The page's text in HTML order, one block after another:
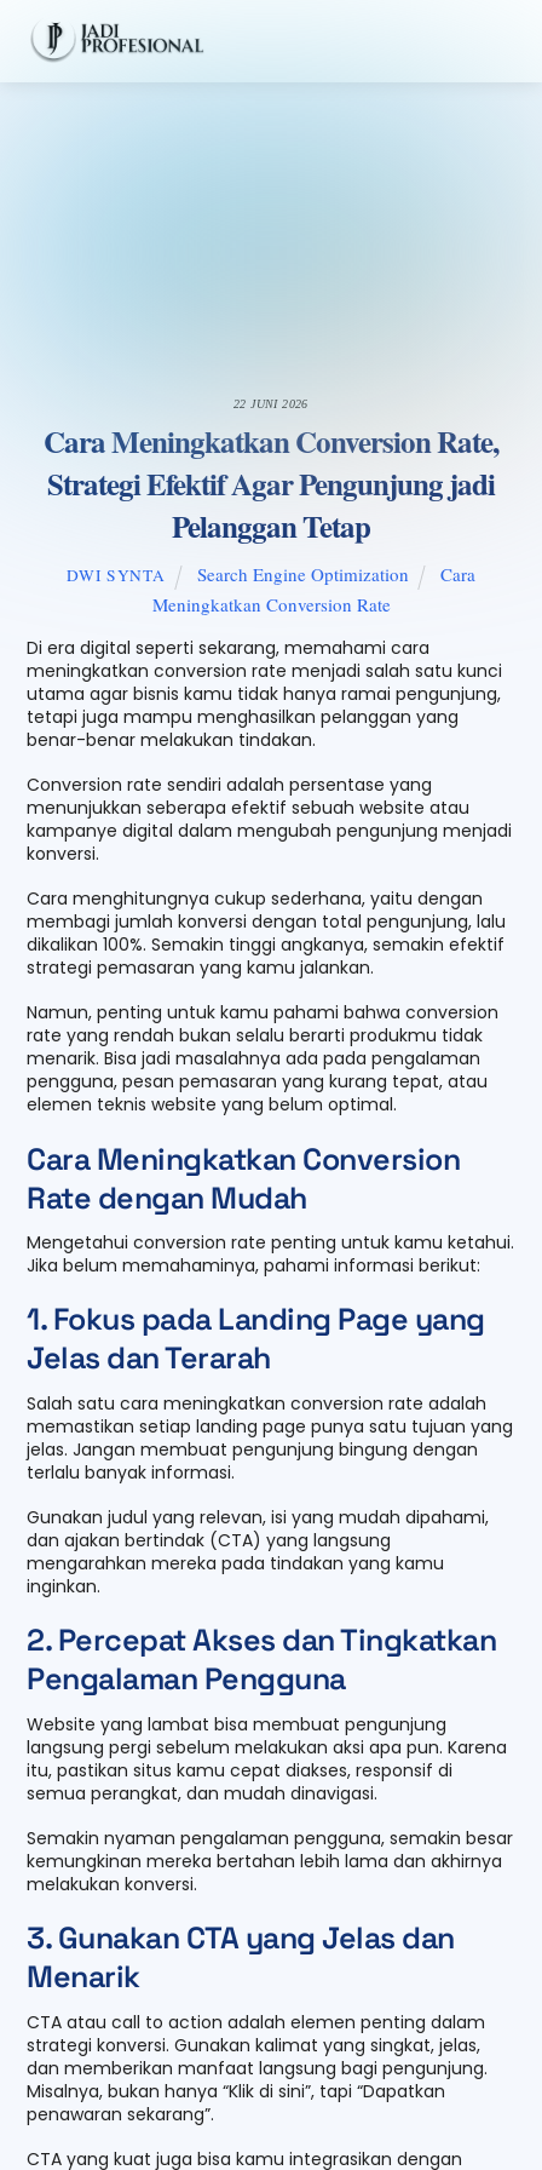
content
22 JUNI 2026
Cara Meningkatkan Conversion Rate,
Strategi Efektif Agar Pengunjung jadi
Pelanggan Tetap
DWI SYNTA Search Engine Optimization
Cara
Meningkatkan Conversion Rate
Di era digital seperti sekarang, memahami cara
meningkatkan conversion rate menjadi salah satu kunci
utama agar bisnis kamu tidak hanya ramai pengunjung,
tetapi juga mampu menghasilkan pelanggan yang
benar-benar melakukan tindakan.
Conversion rate sendiri adalah persentase yang
menunjukkan seberapa efektif sebuah website atau
kampanye digital dalam mengubah pengunjung menjadi
konversi.
Cara menghitungnya cukup sederhana, yaitu dengan
membagi jumlah konversi dengan total pengunjung, lalu
dikalikan 100%. Semakin tinggi angkanya, semakin efektif
strategi pemasaran yang kamu jalankan.
Namun, penting untuk kamu pahami bahwa conversion
rate yang rendah bukan selalu berarti produkmu tidak
menarik. Bisa jadi masalahnya ada pada pengalaman
pengguna, pesan pemasaran yang kurang tepat, atau
elemen teknis website yang belum optimal.
Cara Meningkatkan Conversion
Rate dengan Mudah
Mengetahui conversion rate penting untuk kamu ketahui.
Jika belum memahaminya, pahami informasi berikut:
1. Fokus pada Landing Page yang
Jelas dan Terarah
Salah satu cara meningkatkan conversion rate adalah
memastikan setiap landing page punya satu tujuan yang
jelas. Jangan membuat pengunjung bingung dengan
terlalu banyak informasi.
Gunakan judul yang relevan, isi yang mudah dipahami,
dan ajakan bertindak (CTA) yang langsung
mengarahkan mereka pada tindakan yang kamu
inginkan.
2. Percepat Akses dan Tingkatkan
Pengalaman Pengguna
Website yang lambat bisa membuat pengunjung
langsung pergi sebelum melakukan aksi apa pun. Karena
itu, pastikan situs kamu cepat diakses, responsif di
semua perangkat, dan mudah dinavigasi.
Semakin nyaman pengalaman pengguna, semakin besar
kemungkinan mereka bertahan lebih lama dan akhirnya
melakukan konversi.
3. Gunakan CTA yang Jelas dan
Menarik
CTA atau call to action adalah elemen penting dalam
strategi konversi. Gunakan kalimat yang singkat, jelas,
dan memberikan manfaat langsung bagi pengunjung.
Misalnya, bukan hanya “Klik di sini”, tapi “Dapatkan
penawaran sekarang”.
CTA yang kuat juga bisa kamu integrasikan dengan